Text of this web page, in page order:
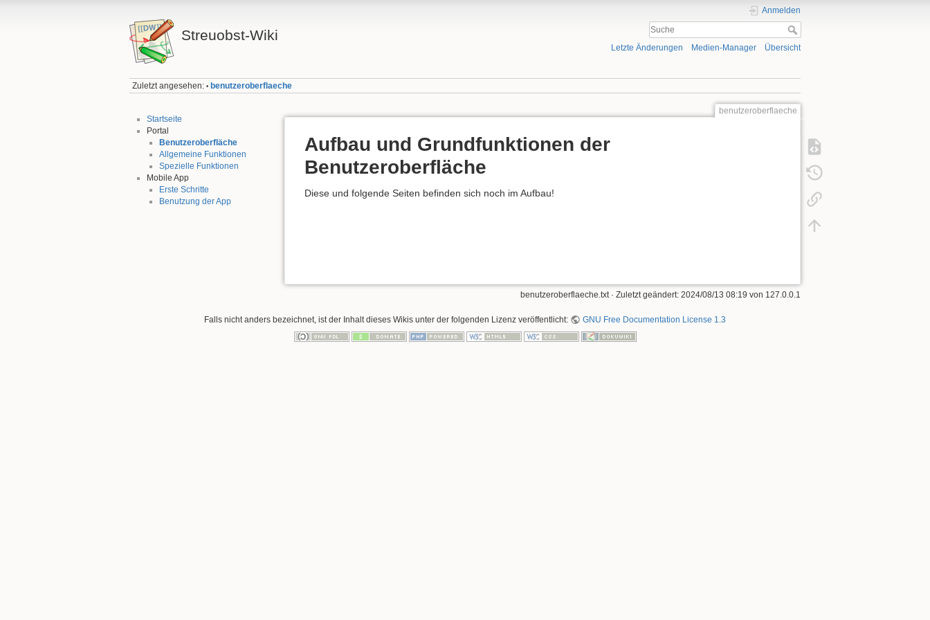
Streuobst-Wiki
Anmelden
Letzte Änderungen Medien-Manager Übersicht
Zuletzt angesehen: • benutzeroberflaeche
Startseite
Portal
Benutzeroberfläche
Allgemeine Funktionen
Spezielle Funktionen
Mobile App
Erste Schritte
Benutzung der App
benutzeroberflaeche
Aufbau und Grundfunktionen der
Benutzeroberfläche
Diese und folgende Seiten befinden sich noch im Aufbau!
benutzeroberflaeche.txt · Zuletzt geändert: 2024/08/13 08:19 von 127.0.0.1
Falls nicht anders bezeichnet, ist der Inhalt dieses Wikis unter der folgenden Lizenz veröffentlicht: GNU Free Documentation License 1.3